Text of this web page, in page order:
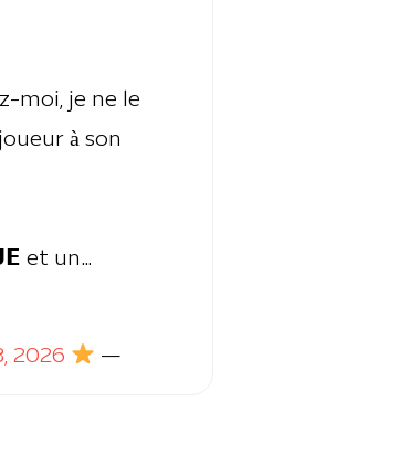
moi, je ne le
à son
et un…
—
2026